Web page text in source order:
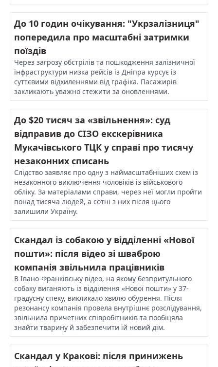
До 10 годин очікування: "Укрзалізниця"
попередила про масштабні затримки
поїздів
Через загрозу обстрілів та пошкодження залізничної
інфраструктури низка рейсів із Дніпра курсує із
суттєвими відхиленнями від графіка. Пасажирів
закликають уважно стежити за оновленнями.
До $20 тисяч за «звільнення»: суд
відправив до СІЗО екскерівника
Мукачівського ТЦК у справі про тисячу
незаконних списань
Слідство заявляє про одну з наймасштабніших схем із
незаконного виключення чоловіків із військового
обліку. За матеріалами справи, через неї могли пройти
понад тисяча людей, а сотні з них після цього
залишили Україну.
Скандал із собакою у відділенні «Нової
пошти»: після відео зі шваброю
компанія звільнила працівників
В Івано-Франківську відео, на якому безпритульного
собаку виганяють із відділення «Нової пошти» у 37-
градусну спеку, викликало хвилю обурення. Після
резонансу компанія провела внутрішнє розслідування,
звільнила причетних співробітників та пообіцяла
знайти тварину й забезпечити їй новий дім.
Скандал у Кракові: після принижень